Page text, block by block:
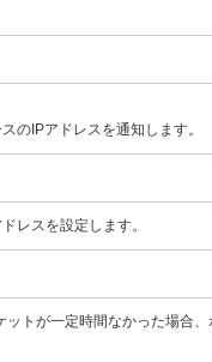
のIPアドレスを通知します。
レスを設定します。
トが一定時間なかった場合